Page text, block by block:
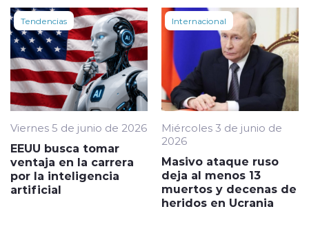
Tendencias
Viernes 5 de junio de 2026
EEUU busca tomar
ventaja en la carrera
por la inteligencia
artificial
Internacional
Miércoles 3 de junio de
2026
Masivo ataque ruso
deja al menos 13
muertos y decenas de
heridos en Ucrania